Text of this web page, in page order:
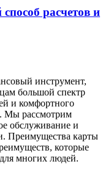
расчетов и
инструмент,
большой спектр
и комфортного
Мы рассмотрим
обслуживание и
Преимущества карты
которые
многих людей.